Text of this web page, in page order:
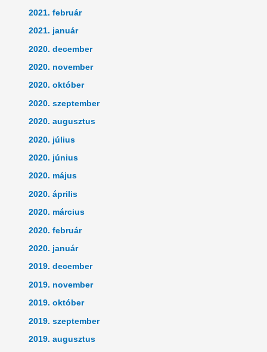
2021. február
2021. január
2020. december
2020. november
2020. október
2020. szeptember
2020. augusztus
2020. július
2020. június
2020. május
2020. április
2020. március
2020. február
2020. január
2019. december
2019. november
2019. október
2019. szeptember
2019. augusztus